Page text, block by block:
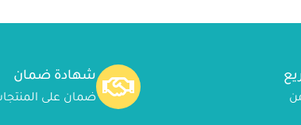
شهادة ضمان
ضمان على المنتجات